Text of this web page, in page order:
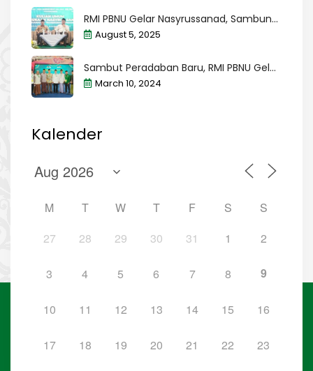
RMI PBNU Gelar Nasyrussanad, Sambun...
August 5, 2025
Sambut Peradaban Baru, RMI PBNU Gel...
March 10, 2024
Kalender
M T W T F S
S
27
28 29 30 31 1 2
3 4 5 6 7 8 9
10 11 12 13 14 15 16
17 18 19 20 21 22 23